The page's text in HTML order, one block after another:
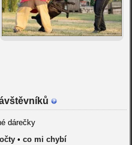
dárečky
• co mi chybí